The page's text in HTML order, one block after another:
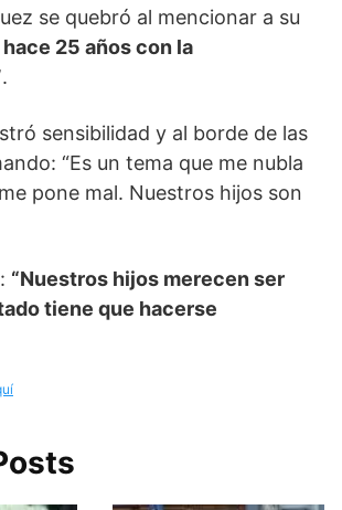
se quebró al mencionar a su
25 años con la
.
sensibilidad y al borde de las
“Es un tema que me nubla
pone mal. Nuestros hijos son
“Nuestros hijos merecen ser
tiene que hacerse